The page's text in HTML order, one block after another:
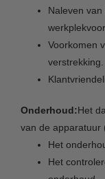
Naleven
Voorkomen
verstrekking.
Onderhoud:Het
van de apparatuur
Het
Het